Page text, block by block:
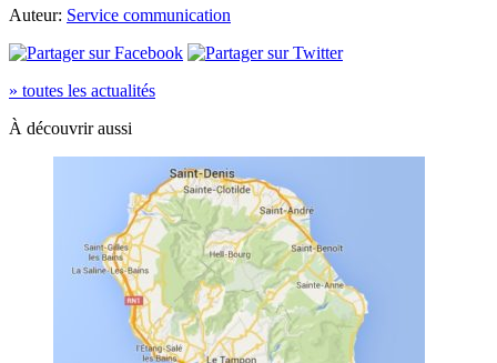
Auteur: Service communication
» toutes les actualités
À découvrir aussi